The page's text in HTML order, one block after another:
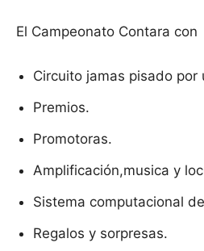
El Campeonato Contara con
Circuito jamas pisado por
Premios.
Promotoras.
Amplificación,musica y
Sistema computacional
Regalos y sorpresas.